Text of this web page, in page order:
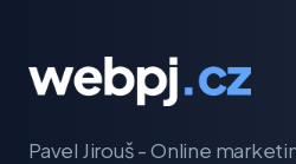
Pavel Jirouš - Online